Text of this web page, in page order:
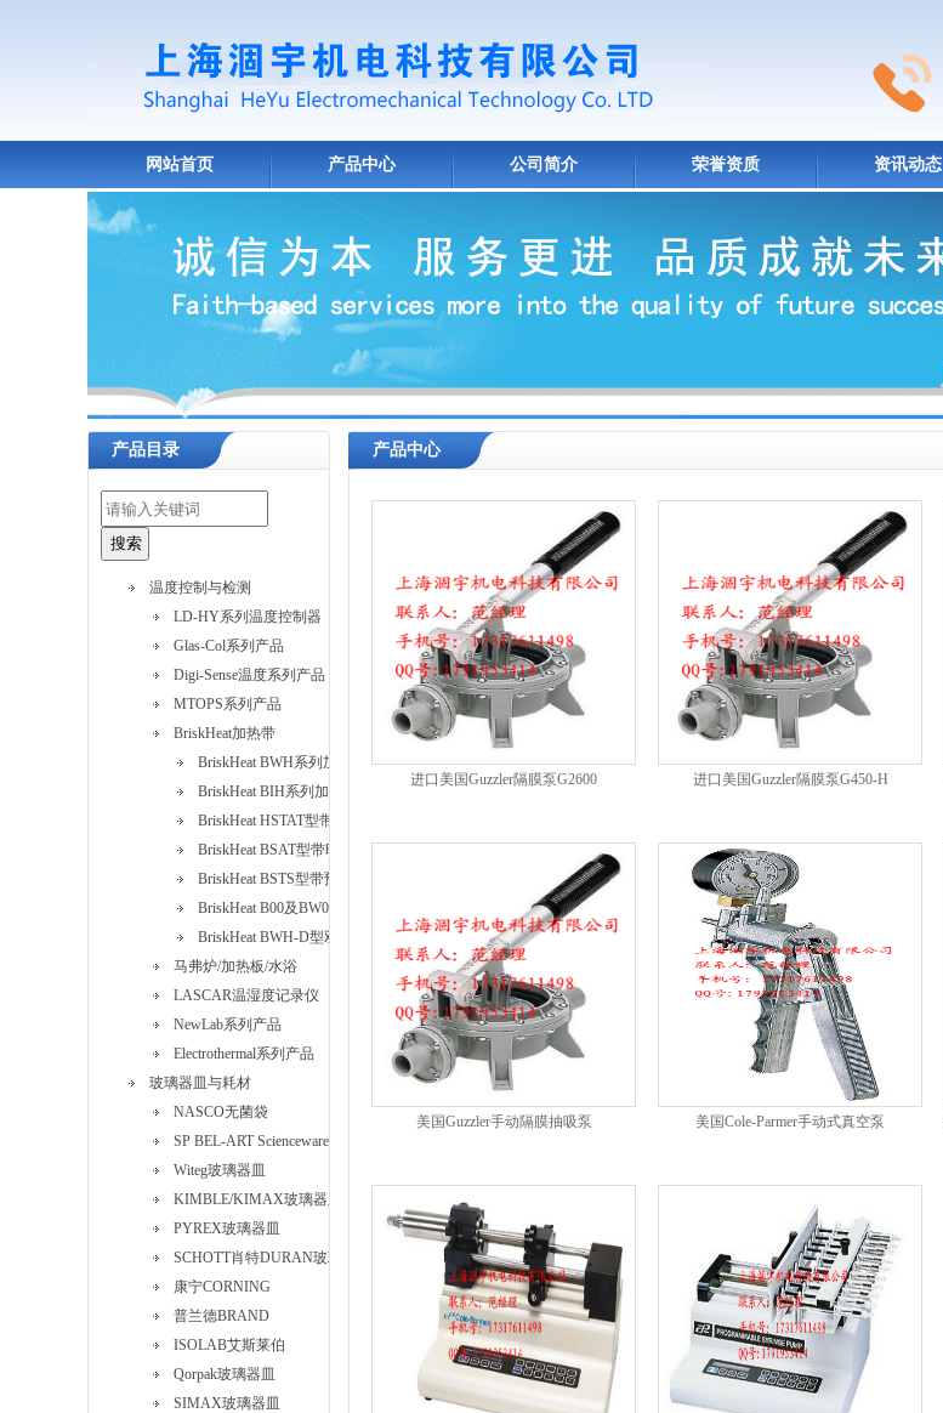
网站首页 产品中心 公司简介 荣誉资质 资讯动态
产品目录
温度控制与检测
LD-HY系列温度控制器
Glas-Col系列产品
Digi-Sense温度系列产品
MTOPS系列产品
BriskHeat加热带
BriskHeat BWH系列加热带
BriskHeat BIH系列加热带
BriskHeat BSTS型带预设恒温器硅橡胶加热带
BriskHeat B00及BW0型标准绝缘加热带
BriskHeat BWH-D型双加热元件加热带
马弗炉/加热板/水浴
LASCAR温湿度记录仪
NewLab系列产品
Electrothermal系列产品
玻璃器皿与耗材
NASCO无菌袋
SP BEL-ART Scienceware
Witeg玻璃器皿
KIMBLE/KIMAX玻璃器皿
PYREX玻璃器皿
SCHOTT肖特DURAN玻璃器皿
康宁CORNING
普兰德BRAND
ISOLAB艾斯莱伯
Qorpak玻璃器皿
SIMAX玻璃器皿
产品中心
进口美国Guzzler隔膜泵G2600 进口美国Guzzler隔膜泵G450-H
美国Guzzler手动隔膜抽吸泵 美国Cole-Parmer手动式真空泵